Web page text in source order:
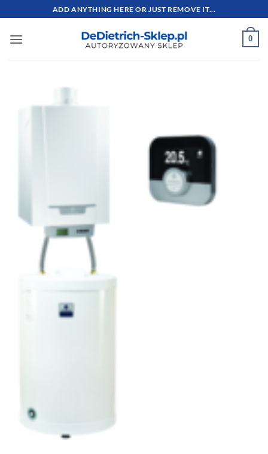
do
zawartości
ADD ANYTHING HERE OR JUST REMOVE IT...
0